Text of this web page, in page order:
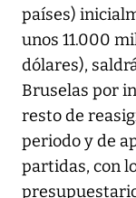
países)
unos 11.000
dólares),
Bruselas por
resto de
periodo y de
partidas, con